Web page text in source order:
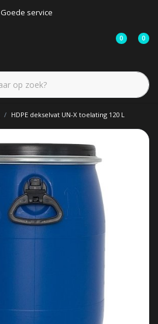
Goede service
0 0
HDPE dekselvat UN-X toelating 120 L